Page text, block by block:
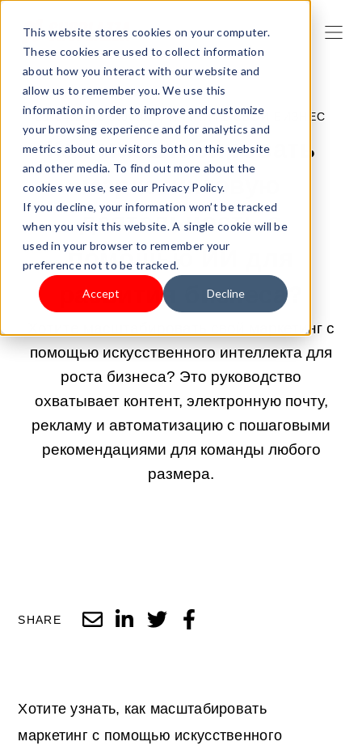
This website stores cookies on your computer.
These cookies are used to collect information
about how you interact with our website and
allow us to remember you. We use this
information in order to improve and customize
your browsing experience and for analytics and
metrics about our visitors both on this website
and other media. To find out more about the
cookies we use, see our Privacy Policy.
If you decline, your information won’t be tracked
when you visit this website. A single cookie will be
used in your browser to remember your
preference not to be tracked.
Accept Decline
21.04.2026 9:00:00 |НАЧНИТЕ СВОЙ БИЗНЕС
Как масштабировать
маркетинговую
деятельность с
помощью ИИ для
развития бизнеса?
Хотите масштабировать свой маркетинг с
помощью искусственного интеллекта для
роста бизнеса? Это руководство
охватывает контент, электронную почту,
рекламу и автоматизацию с пошаговыми
рекомендациями для команды любого
размера.
SHARE
Хотите узнать, как масштабировать
маркетинг с помощью искусственного